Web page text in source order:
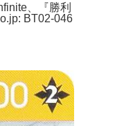
、『勝利
BT02-046